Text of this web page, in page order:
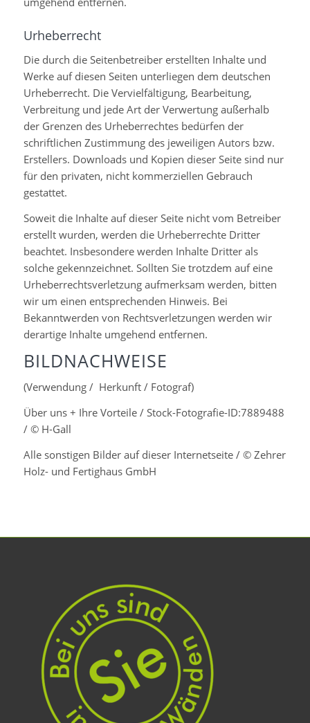
Urheberrecht
Die durch die Seitenbetreiber erstellten Inhalte und
Werke auf diesen Seiten unterliegen dem deutschen
Urheberrecht. Die Vervielfältigung, Bearbeitung,
Verbreitung und jede Art der Verwertung außerhalb
der Grenzen des Urheberrechtes bedürfen der
schriftlichen Zustimmung des jeweiligen Autors bzw.
Erstellers. Downloads und Kopien dieser Seite sind nur
für den privaten, nicht kommerziellen Gebrauch
gestattet.
Soweit die Inhalte auf dieser Seite nicht vom Betreiber
erstellt wurden, werden die Urheberrechte Dritter
beachtet. Insbesondere werden Inhalte Dritter als
solche gekennzeichnet. Sollten Sie trotzdem auf eine
Urheberrechtsverletzung aufmerksam werden, bitten
wir um einen entsprechenden Hinweis. Bei
Bekanntwerden von Rechtsverletzungen werden wir
derartige Inhalte umgehend entfernen.
BILDNACHWEISE
(Verwendung / Herkunft / Fotograf)
Über uns + Ihre Vorteile / Stock-Fotografie-ID:7889488
/ © H-Gall
Alle sonstigen Bilder auf dieser Internetseite / © Zehrer
Holz- und Fertighaus GmbH